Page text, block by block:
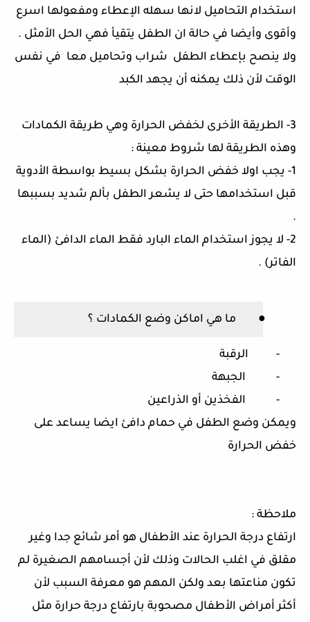
استخدام التحاميل لانها سهله الإعطاء ومفعولها اسرع
وأقوى وأيضا في حالة ان الطفل يتقيأ فهي الحل الأمثل .
ولا ينصح بإعطاء الطفل شراب وتحاميل معا في نفس
الوقت لأن ذلك يمكنه أن يجهد الكبد
3-
الطريقة الأخرى لخفض الحرارة وهي طريقة الكمادات
وهذه الطريقة لها شروط معينة :
1-
يجب اولا خفض الحرارة بشكل بسيط بواسطة الأدوية
قبل استخدامها حتى لا يشعر الطفل بألم شديد بسببها
.
2- لا يجوز استخدام الماء البارد فقط الماء الدافئ (الماء
الفاتر) .
● ما هي اماكن وضع الكمادات ؟
-
الرقبة
-
الجبهة
-
الفخذين أو الذراعين
ويمكن وضع الطفل في حمام دافئ ايضا يساعد على
خفض الحرارة
ملاحظة :
ارتفاع درجة الحرارة عند الأطفال هو أمر شائع جدا وغير
مقلق في اغلب الحالات وذلك لأن أجسامهم الصغيرة لم
تكون مناعتها بعد ولكن المهم هو معرفة السبب لأن
أكثر أمراض الأطفال مصحوبة بارتفاع درجة حرارة مثل